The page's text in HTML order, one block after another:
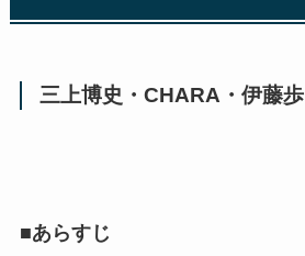
三上博史・CHARA・伊藤歩
■あらすじ